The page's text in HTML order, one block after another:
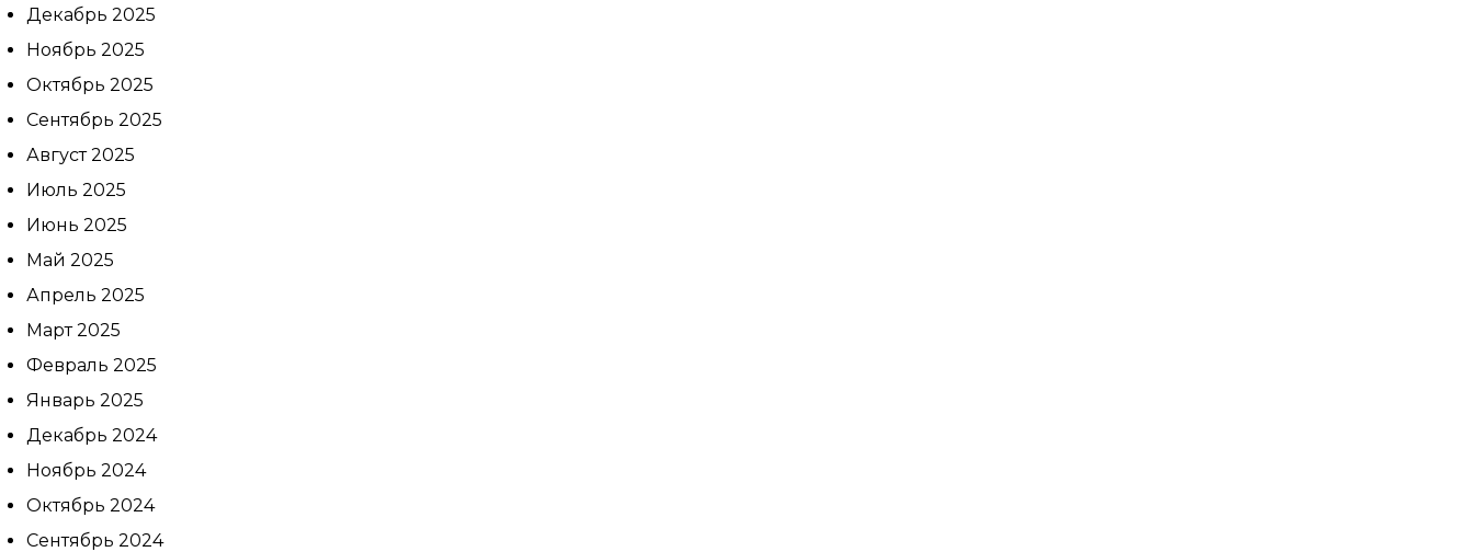
Декабрь 2025
Ноябрь 2025
Октябрь 2025
Сентябрь 2025
Август 2025
Июль 2025
Июнь 2025
Май 2025
Апрель 2025
Март 2025
Февраль 2025
Январь 2025
Декабрь 2024
Ноябрь 2024
Октябрь 2024
Сентябрь 2024